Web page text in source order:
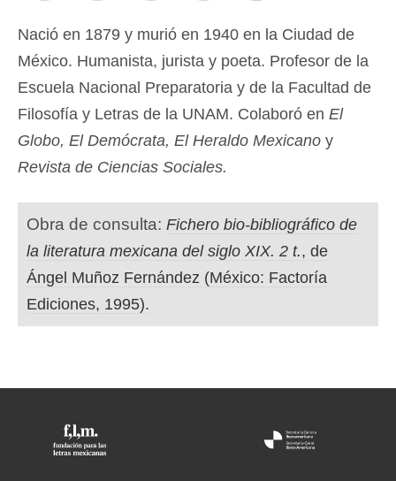
Nació en 1879 y murió en 1940 en la Ciudad de
México. Humanista, jurista y poeta. Profesor de la
Escuela Nacional Preparatoria y de la Facultad de
Filosofía y Letras de la UNAM. Colaboró en El
Globo, El Demócrata, El Heraldo Mexicano y
Revista de Ciencias Sociales.
Obra de consulta: Fichero bio-bibliográfico de
la literatura mexicana del siglo XIX. 2 t., de
Ángel Muñoz Fernández (México: Factoría
Ediciones, 1995).